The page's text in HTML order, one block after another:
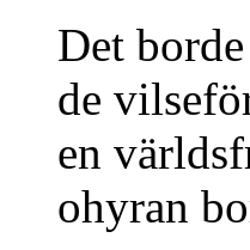
Det
de
en
ohyran